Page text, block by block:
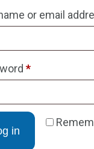
or email
*
in